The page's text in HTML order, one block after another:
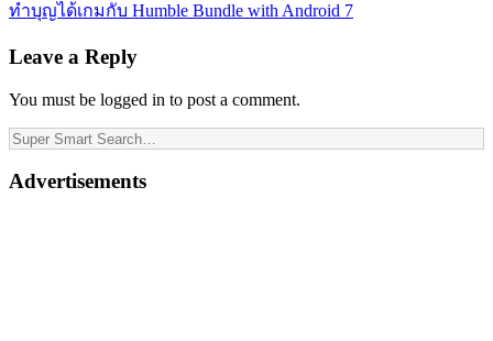
ทำบุญได้เกมกับ Humble Bundle with Android 7
Leave a Reply
You must be logged in to post a comment.
Advertisements